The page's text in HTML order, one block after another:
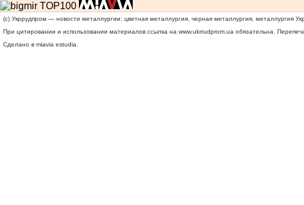
(c) Укррудпром — новости металлургии: цветная металлургия, черная металлургия, металлургия
При цитировании и использовании материалов ссылка на www.ukrrudprom.ua обязательна.
Сделано в miavia estudia.